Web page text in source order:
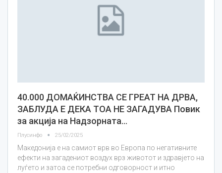
40.000 ДОМАЌИНСТВА СЕ ГРЕАТ НА ДРВА,
ЗАБЛУДА Е ДЕКА ТОА НЕ ЗАГАДУВА Повик
за акција на Надзорната…
Плусинфо 25/02/2025
Македонија е на самиот врв во Европа по негативните
ефекти на загадениот воздух врз животот и здравјето на
луѓето и затоа се потребни одговорност и итно